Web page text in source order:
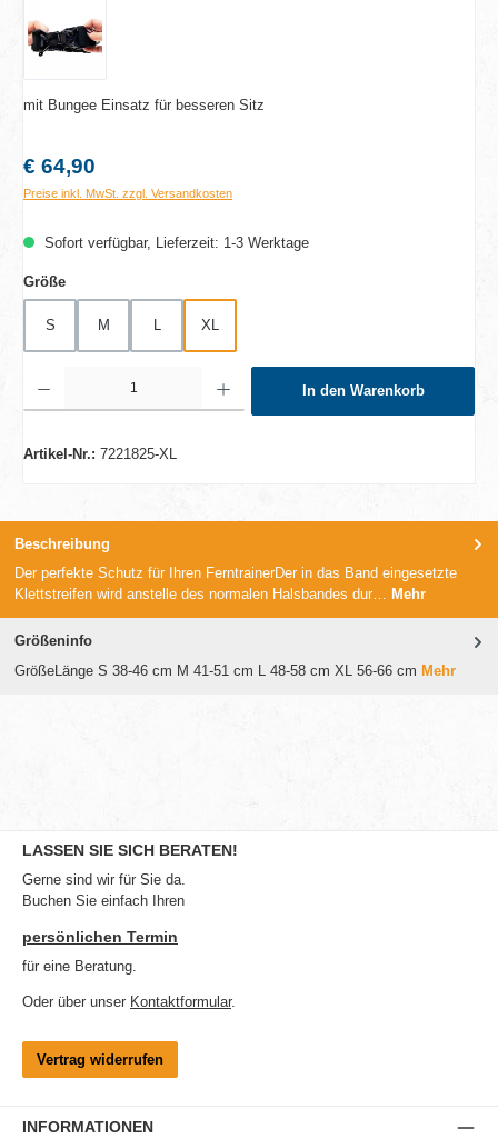
mit Bungee Einsatz für besseren Sitz
Regulärer Preis:
€ 64,90
Preise inkl. MwSt. zzgl. Versandkosten
Sofort verfügbar, Lieferzeit: 1-3 Werktage
Größeauswählen
S M L XL
In den Warenkorb
Artikel-Nr.: 7221825-XL
Beschreibung
Der perfekte Schutz für Ihren FerntrainerDer in das Band eingesetzte
Klettstreifen wird anstelle des normalen Halsbandes dur… Mehr
Größeninfo
GrößeLänge S 38-46 cm M 41-51 cm L 48-58 cm XL 56-66 cm Mehr
LASSEN SIE SICH BERATEN!
Gerne sind wir für Sie da.
Buchen Sie einfach Ihren
persönlichen Termin
für eine Beratung.
Oder über unser Kontaktformular.
Vertrag widerrufen
INFORMATIONEN